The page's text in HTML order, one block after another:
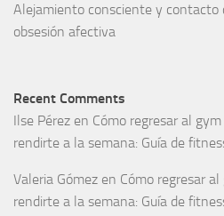
Alejamiento consciente y contacto
obsesión afectiva
Recent Comments
Ilse Pérez en Cómo regresar al
rendirte a la semana: Guía de
Valeria Gómez en Cómo regresar
rendirte a la semana: Guía de